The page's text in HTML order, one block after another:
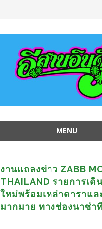
MENU
งานแถลงข่าว ZABB
THAILAND รายการเดิ
ใหม่พร้อมเหล่าดาราแล
มากมาย ทางช่องนาซ่า